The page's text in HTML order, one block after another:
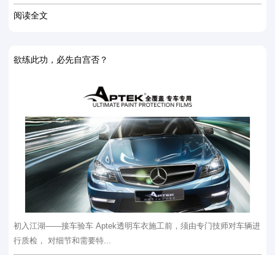
阅读全文
欲练此功，必先自宫否？
初入江湖——接车验车 Aptek透明车衣施工前，须由专门技师对车辆进
行质检， 对细节和需要特...